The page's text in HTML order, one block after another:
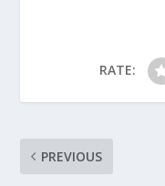
RATE:
PREVIOUS